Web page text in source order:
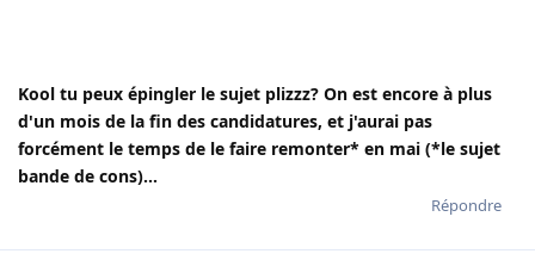
Kool tu peux épingler le sujet plizzz? On est encore à plus
d'un mois de la fin des candidatures, et j'aurai pas
forcément le temps de le faire remonter* en mai (*le sujet
bande de cons)...
Répondre